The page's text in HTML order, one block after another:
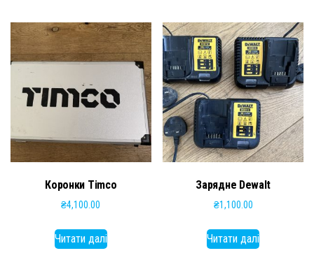
Коронки Timco
₴4,100.00
Читати далі
Зарядне Dewalt
₴1,100.00
Читати далі